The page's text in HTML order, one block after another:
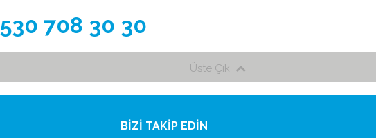
530 708 30 30
Üste Çık
BİZİ TAKİP EDİN